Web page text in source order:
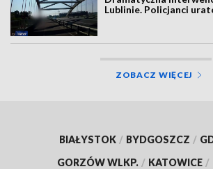
Lublinie. Policjanci
ZOBACZ WIĘCEJ
BIAŁYSTOK / BYDGOSZCZ /
GORZÓW WLKP. / KATOWICE /